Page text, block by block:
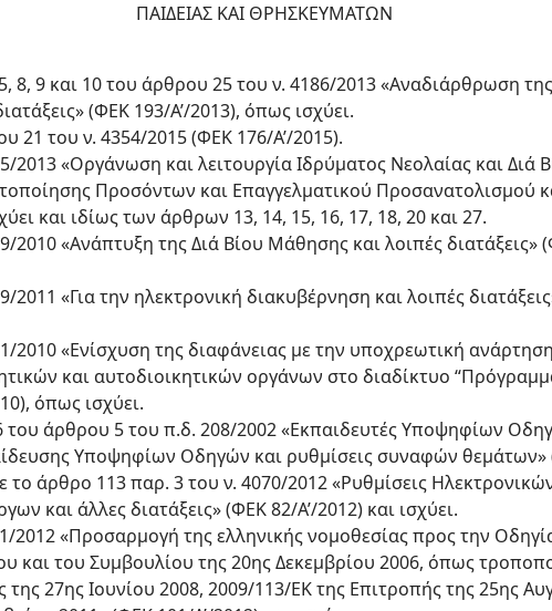
ΠΑΙΔΕΙΑΣ ΚΑΙ ΘΡΗΣΚΕΥΜΑΤΩΝ
8, 9 και 10 του άρθρου 25 του ν. 4186/2013 «Αναδιάρθρωση
(ΦΕΚ 193/Α’/2013), όπως ισχύει.
21 του ν. 4354/2015 (ΦΕΚ 176/Α’/2015).
2013 «Οργάνωση και λειτουργία Ιδρύματος Νεολαίας και
Προσόντων και Επαγγελματικού Προσανατολισμού
και ιδίως των άρθρων 13, 14, 15, 16, 17, 18, 20 και 27.
2010 «Ανάπτυξη της Διά Βίου Μάθησης και λοιπές
2011 «Για την ηλεκτρονική διακυβέρνηση και λοιπές
2010 «Ενίσχυση της διαφάνειας με την υποχρεωτική
και αυτοδιοικητικών οργάνων στο διαδίκτυο
όπως ισχύει.
6 του άρθρου 5 του π.δ. 208/2002 «Εκπαιδευτές Υποψηφίων
Υποψηφίων Οδηγών και ρυθμίσεις συναφών θεμάτων»
το άρθρο 113 παρ. 3 του ν. 4070/2012 «Ρυθμίσεις
και άλλες διατάξεις» (ΦΕΚ 82/Α’/2012) και ισχύει.
2012 «Προσαρμογή της ελληνικής νομοθεσίας προς την
και του Συμβουλίου της 20ης Δεκεμβρίου 2006, όπως
27ης Ιουνίου 2008, 2009/113/ΕΚ της Επιτροπής της 25ης